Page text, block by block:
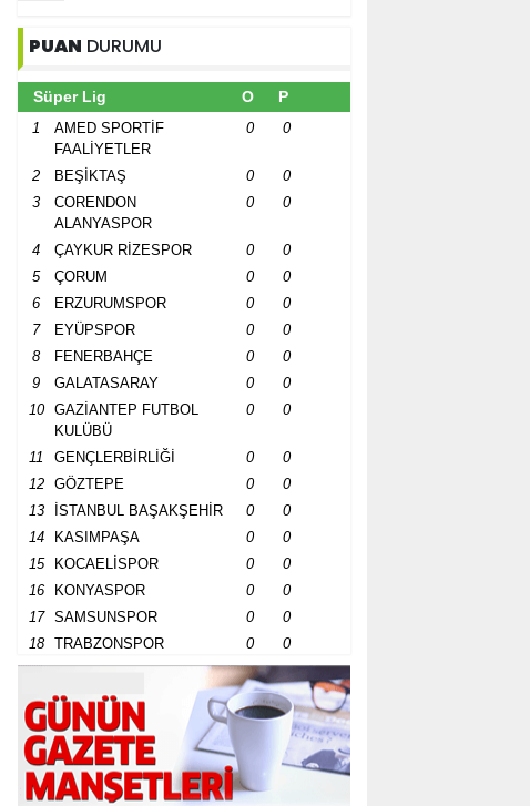
PUAN DURUMU
Süper Lig O P
1
AMED SPORTİF
FAALİYETLER
0 0
2 BEŞİKTAŞ 0
0
3
CORENDON
ALANYASPOR
0 0
4 ÇAYKUR RİZESPOR 0
0
5
ÇORUM 0
0
6
ERZURUMSPOR 0
0
7
EYÜPSPOR 0
0
8
FENERBAHÇE 0
0
9
GALATASARAY 0
0
10
GAZİANTEP FUTBOL
KULÜBÜ
0 0
11 GENÇLERBİRLİĞİ 0
0
12
GÖZTEPE 0
0
13
İSTANBUL BAŞAKŞEHİR 0
0
14
KASIMPAŞA 0
0
15
KOCAELİSPOR 0
0
16
KONYASPOR 0
0
17
SAMSUNSPOR 0
0
18
TRABZONSPOR 0 0